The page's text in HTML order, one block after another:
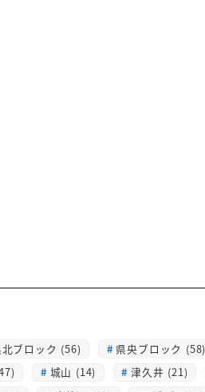
北ブロック (56) 県央ブロック (58)
城山 (14) 津久井 (21)